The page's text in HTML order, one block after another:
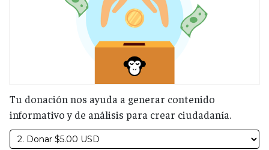
Tu donación nos ayuda a generar contenido
informativo y de análisis para crear ciudadanía.